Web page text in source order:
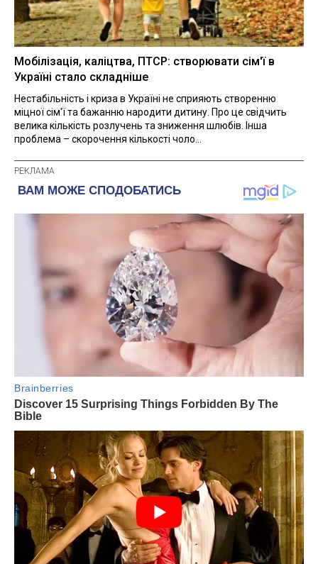
Мобілізація, каліцтва, ПТСР: створювати сім'ї в
Україні стало складніше
Нестабільність і криза в Україні не сприяють створенню
міцної сім'ї та бажанню народити дитину. Про це свідчить
велика кількість розлучень та зниження шлюбів. Інша
проблема – скорочення кількості чоло...